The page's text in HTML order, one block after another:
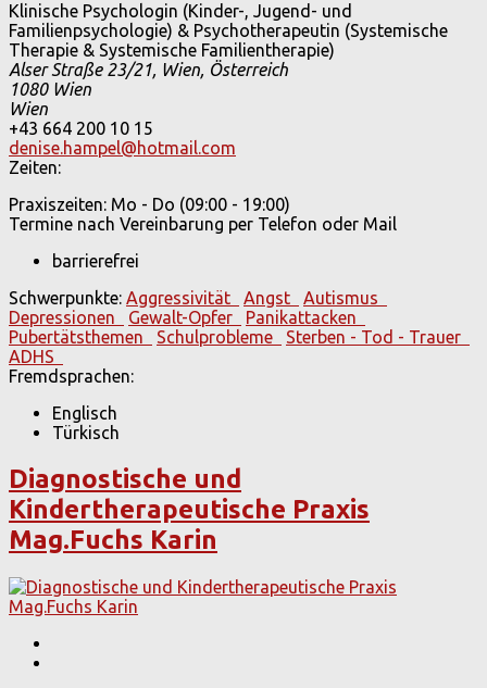
Klinische Psychologin (Kinder-, Jugend- und
Familienpsychologie) & Psychotherapeutin (Systemische
Therapie & Systemische Familientherapie)
Alser Straße 23/21, Wien, Österreich
1080 Wien
Wien
+43 664 200 10 15
denise.hampel@hotmail.com
Zeiten:
Praxiszeiten: Mo - Do (09:00 - 19:00)
Termine nach Vereinbarung per Telefon oder Mail
barrierefrei
Schwerpunkte: Aggressivität Angst
Autismus
Depressionen
Gewalt-Opfer
Panikattacken
Pubertätsthemen
Schulprobleme
Sterben - Tod - Trauer
ADHS
Fremdsprachen:
Englisch
Türkisch
Diagnostische und
Kindertherapeutische Praxis
Mag.Fuchs Karin